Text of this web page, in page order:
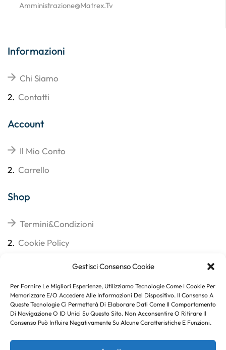
Gestisci Consenso Cookie
Per Fornire Le Migliori Esperienze, Utilizziamo Tecnologie Come I Cookie Per
Memorizzare E/o Accedere Alle Informazioni Del Dispositivo. Il Consenso A
Queste Tecnologie Ci Permetterà Di Elaborare Dati Come Il Comportamento
Di Navigazione O ID Unici Su Questo Sito. Non Acconsentire O Ritirare Il
Consenso Può Influire Negativamente Su Alcune Caratteristiche E Funzioni.
Amministrazione@matrex.tv
Informazioni
Chi Siamo
2. Contatti
Account
Il Mio Conto
2. Carrello
Shop
Termini&Condizioni
2. Cookie Policy